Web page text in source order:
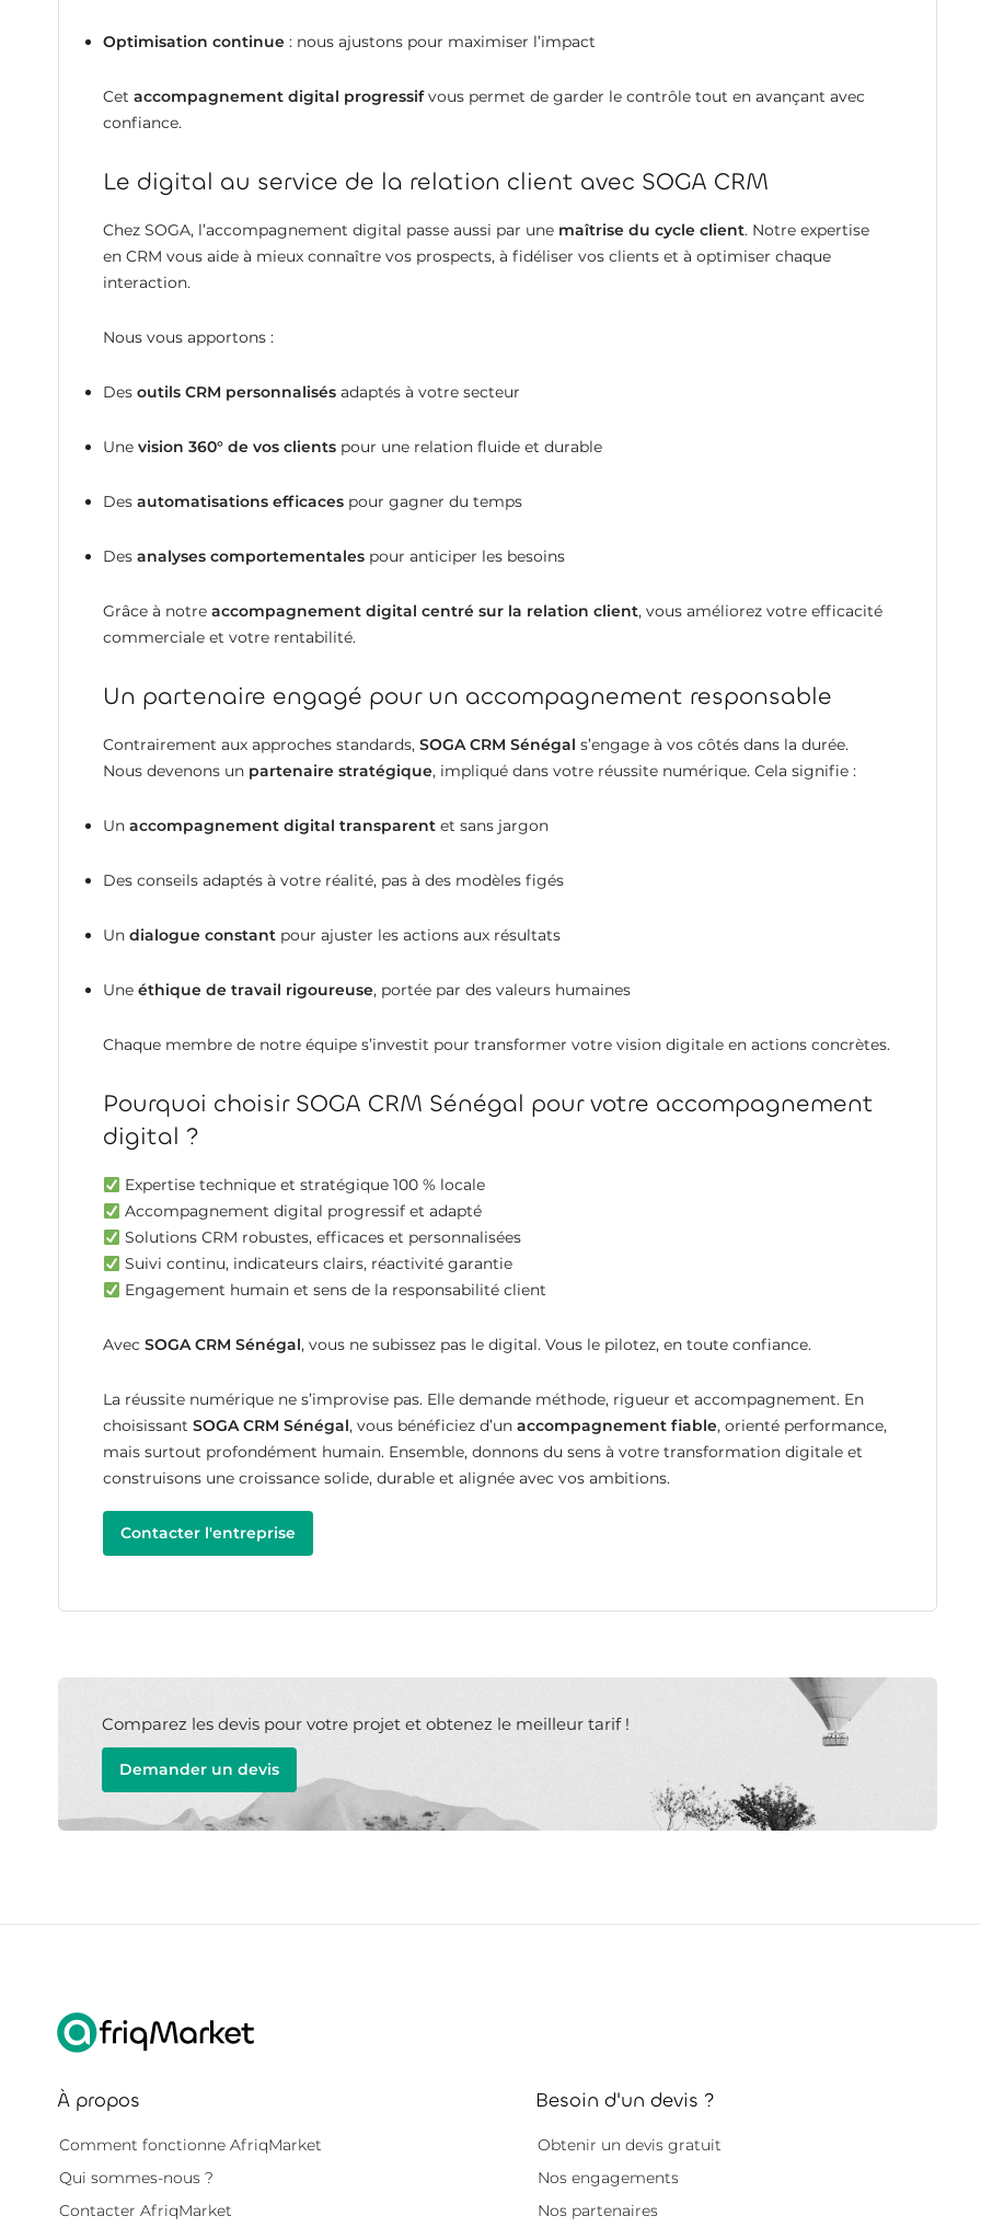
Optimisation continue: nous ajustons pour maximiser l’impact
Cet accompagnement digital progressifvous permet de garder le contrôle tout en avançant avec
confiance.
Le digital au service de la relation client avec SOGA CRM
Chez SOGA, l’accompagnement digital passe aussi par une maîtrise du cycle client. Notre expertise
en CRM vous aide à mieux connaître vos prospects, à fidéliser vos clients et à optimiser chaque
interaction.
Nous vous apportons :
Des outils CRM personnalisésadaptés à votre secteur
Une vision 360° de vos clientspour une relation fluide et durable
Des automatisations efficacespour gagner du temps
Des analyses comportementalespour anticiper les besoins
Grâce à notre accompagnement digital centré sur la relation client, vous améliorez votre efficacité
commerciale et votre rentabilité.
Un partenaire engagé pour un accompagnement responsable
Contrairement aux approches standards, SOGA CRM Sénégal s’engage à vos côtés dans la durée.
Nous devenons un partenaire stratégique, impliqué dans votre réussite numérique. Cela signifie :
Un accompagnement digital transparentet sans jargon
Des conseils adaptés à votre réalité, pas à des modèles figés
Un dialogue constantpour ajuster les actions aux résultats
Une éthique de travail rigoureuse, portée par des valeurs humaines
Chaque membre de notre équipe s’investit pour transformer votre vision digitale en actions concrètes.
Pourquoi choisir SOGA CRM Sénégal pour votre accompagnement
digital ?
Expertise technique et stratégique 100 % locale
Accompagnement digital progressif et adapté
Solutions CRM robustes, efficaces et personnalisées
Suivi continu, indicateurs clairs, réactivité garantie
Engagement humain et sens de la responsabilité client
Avec SOGA CRM Sénégal, vous ne subissez pas le digital. Vous le pilotez, en toute confiance.
La réussite numérique ne s’improvise pas. Elle demande méthode, rigueur et accompagnement. En
choisissant SOGA CRM Sénégal, vous bénéficiez d’un accompagnement fiable, orienté performance,
mais surtout profondément humain. Ensemble, donnons du sens à votre transformation digitale et
construisons une croissance solide, durable et alignée avec vos ambitions.
Contacter l'entreprise
Comparez les devis pour votre projet et obtenez le meilleur tarif !
Demander un devis
À propos
Comment fonctionne AfriqMarket
Qui sommes-nous ?
Contacter AfriqMarket
Besoin d'un devis ?
Obtenir un devis gratuit
Nos engagements
Nos partenaires